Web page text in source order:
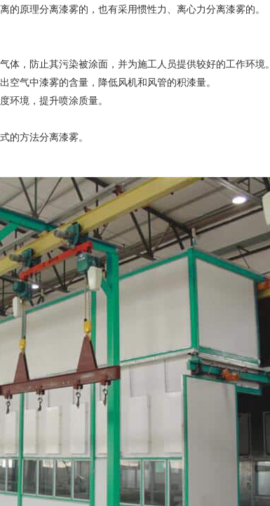
原理分离漆雾的，也有采用惯性力、离心力分离漆雾的。
，防止其污染被涂面，并为施工人员提供较好的工作环境。
空气中漆雾的含量，降低风机和风管的积漆量。
环境，提升喷涂质量。
的方法分离漆雾。